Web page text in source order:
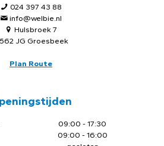
024 397 43 88
info@welbie.nl
Hulsbroek 7
JG Groesbeek
Plan Route
09:00 - 17:30
09:00 - 16:00